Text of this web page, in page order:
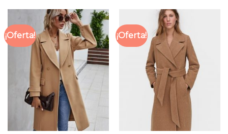
¡Oferta! ¡Oferta!